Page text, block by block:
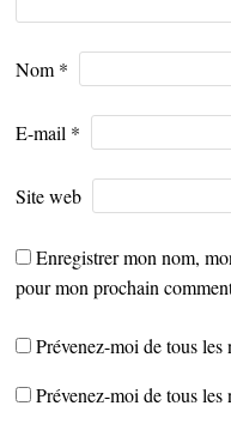
Nom *
E-mail *
Site web
Enregistrer mon nom,
pour mon prochain
Prévenez-moi de tous
Prévenez-moi de tous